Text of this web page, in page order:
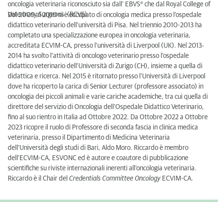
oncologia veterinaria riconosciuto sia dall’ EBVS® che dal Royal College of
Veterinary Surgeons (RCVS).
Dal 2009 al 2010 si è occupato di oncologia medica presso l’ospedale
didattico veterinario dell’università di Pisa. Nel triennio 2010-2013 ha
completato una specializzazione europea in oncologia veterinaria,
accreditata ECVIM-CA, presso l’università di Liverpool (UK). Nel 2013-
2014 ha svolto l’attività di oncologo veterinario presso l’ospedale
didattico veterinario dell’Università di Zurigo (CH), insieme a quella di
didattica e ricerca. Nel 2015 è ritornato presso l’Università di Liverpool
dove ha ricoperto la carica di Senior Lecturer (professore associato) in
oncologia dei piccoli animali e varie cariche academiche, tra cui quella di
direttore del servizio di Oncologia dell’Ospedale Didattico Veterinario,
fino al suo rientro in Italia ad Ottobre 2022. Da Ottobre 2022 a Ottobre
2023 ricopre il ruolo di Professore di seconda fascia in clinica medica
veterinaria, presso il Dipartimento di Medicina Veterinaria
dell’Università degli studi di Bari, Aldo Moro. Riccardo è membro
dell’ECVIM-CA, ESVONC ed è autore e coautore di pubblicazione
scientifiche su riviste internazionali inerenti all’oncologia veterinaria.
Riccardo è il Chair del Credentials Committee Oncology ECVIM-CA.